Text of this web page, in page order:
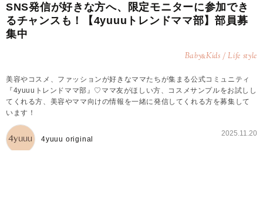
SNS発信が好きな方へ、限定モニターに参加でき
るチャンスも！【4yuuuトレンドママ部】部員募
集中
Baby&Kids / Life style
美容やコスメ、ファッションが好きなママたちが集まる公式コミュニティ
『4yuuuトレンドママ部』♡ママ友がほしい方、コスメサンプルをお試しし
てくれる方、美容やママ向けの情報を一緒に発信してくれる方を募集して
います！
4yuuu original
2025.11.20